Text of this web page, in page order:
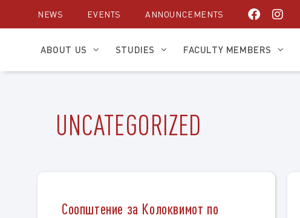
NEWS EVENTS ANNOUNCEMENTS
ABOUT US STUDIES FACULTY MEMBERS
UNCATEGORIZED
Соопштение за Колоквимот по